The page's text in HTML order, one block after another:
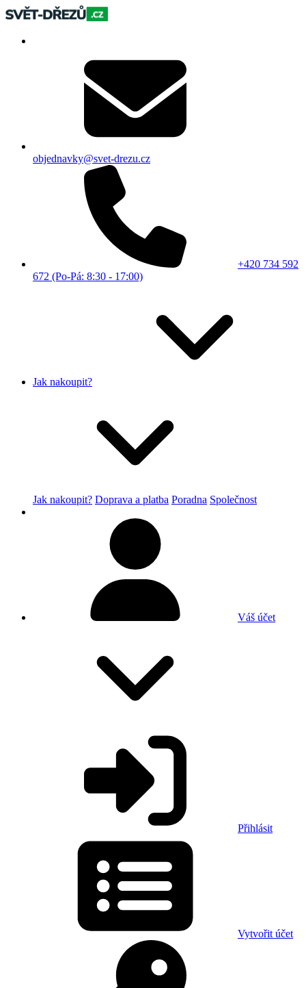
objednavky@svet-drezu.cz
+420 734 592
672 (Po-Pá: 8:30 - 17:00)
Jak nakoupit?
Jak nakoupit? Doprava a platba Poradna Společnost
Váš účet
Přihlásit
Vytvořit účet